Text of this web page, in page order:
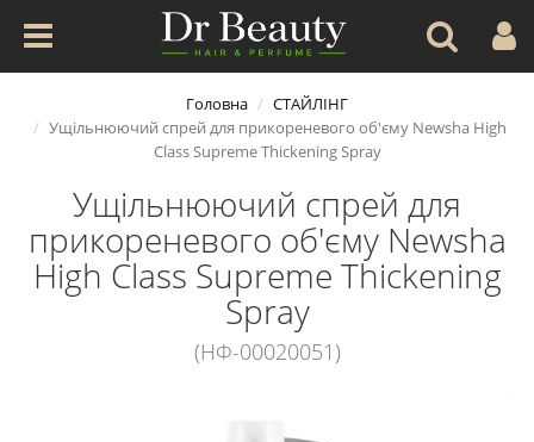
Головна
СТАЙЛІНГ
Ущільнюючий спрей для прикореневого об'єму Newsha High
Class Supreme Thickening Spray
Ущільнюючий спрей для
прикореневого об'єму Newsha
High Class Supreme Thickening
Spray
(НФ-00020051)